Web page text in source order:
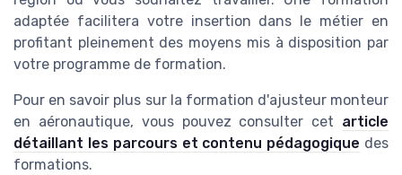
adaptée facilitera votre insertion dans le métier en
profitant pleinement des moyens mis à disposition par
votre programme de formation.
Pour en savoir plus sur la formation d'ajusteur monteur
en aéronautique, vous pouvez consulter cet article
détaillant les parcours et contenu pédagogique des
formations.